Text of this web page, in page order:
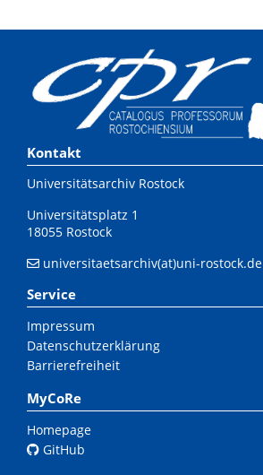
Kontakt
Universitätsarchiv Rostock
Universitätsplatz 1
18055 Rostock
universitaetsarchiv(at)uni-rostock.de
Service
Impressum
Datenschutzerklärung
Barrierefreiheit
MyCoRe
Homepage
GitHub